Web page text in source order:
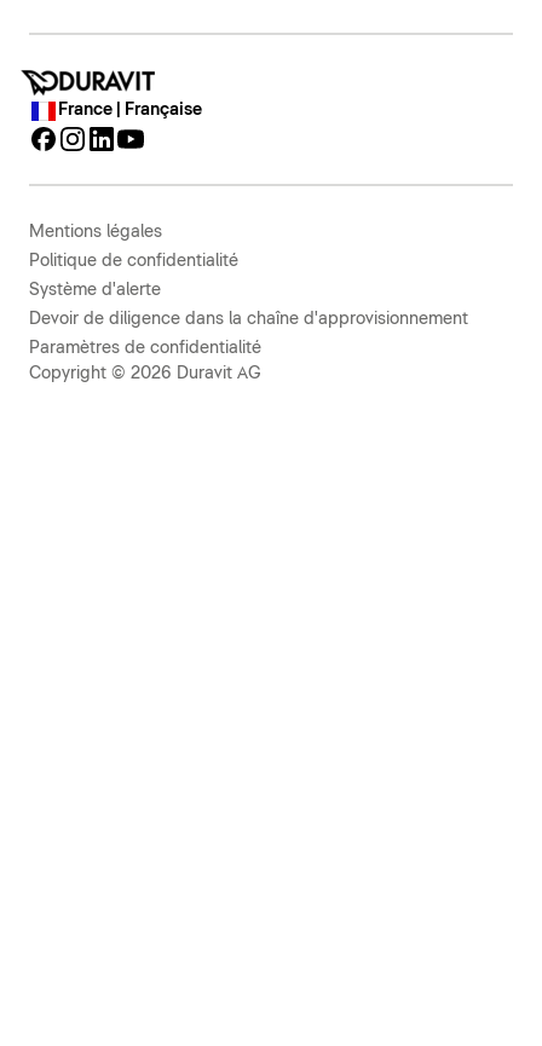
France | Française
Mentions légales
Politique de confidentialité
Système d'alerte
Devoir de diligence dans la chaîne d'approvisionnement
Paramètres de confidentialité
Copyright © 2026 Duravit AG